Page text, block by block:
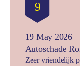
9
19 May 2026
Autoschade
Zeer vriendelijk